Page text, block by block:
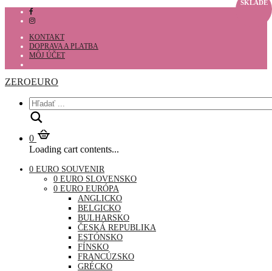
KONTAKT
DOPRAVA A PLATBA
MÔJ ÚČET
ZEROEURO
0
Loading cart contents...
0 EURO SOUVENIR
0 EURO SLOVENSKO
0 EURO EURÓPA
ANGLICKO
BELGICKO
BULHARSKO
ČESKÁ REPUBLIKA
ESTÓNSKO
FÍNSKO
FRANCÚZSKO
GRÉCKO
SKLADE